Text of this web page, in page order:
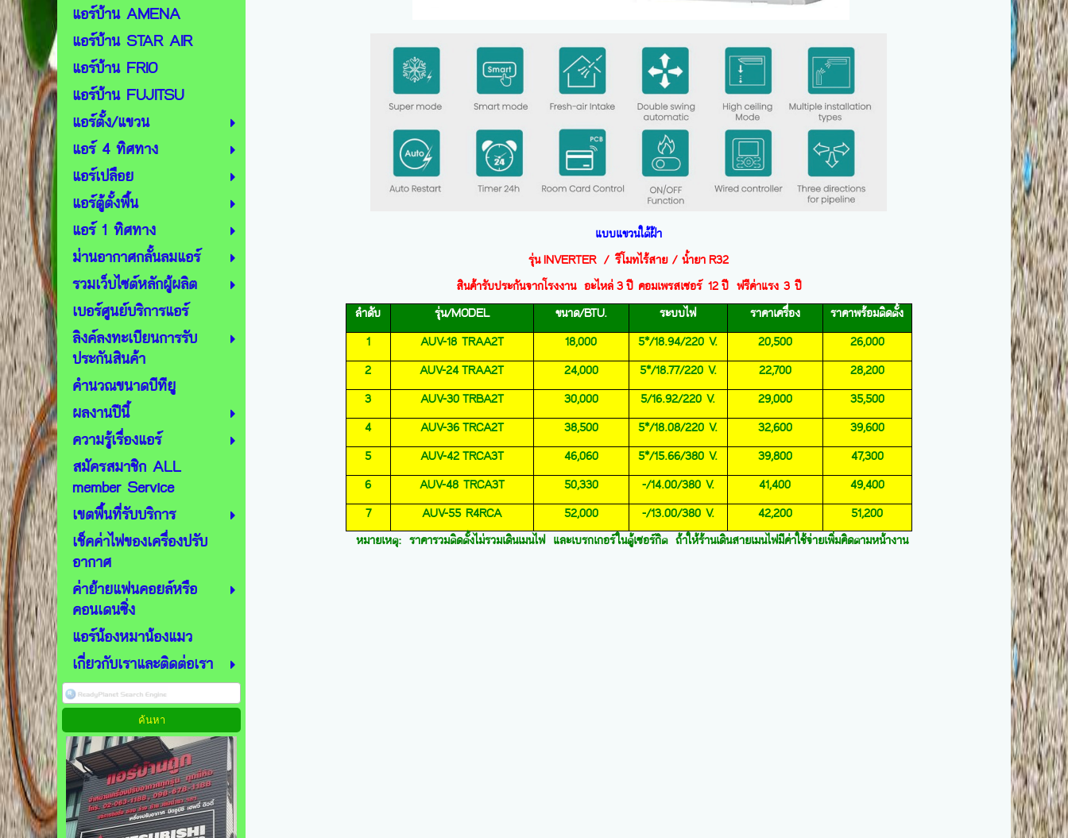
แอร์บ้าน AMENA
แอร์บ้าน STAR AIR
แอร์บ้าน FRIO
แอร์บ้าน FUJITSU
แอร์ตั้ง/แขวน
แอร์ 4 ทิศทาง
แอร์เปลือย
แอร์ตู้ตั้งพื้น
แอร์ 1 ทิศทาง
ม่านอากาศกลั้นลมแอร์
รวมเว็บไซต์หลักผู้ผลิต
เบอร์ศูนย์บริการแอร์
ลิงค์ลงทะเบียนการรับ
ประกันสินค้า
คำนวณขนาดบีทียู
ผลงานปีนี้
ความรู้เรื่องแอร์
สมัครสมาชิก ALL
member Service
เขตพื้นที่รับบริการ
เช็คค่าไฟของเครื่องปรับ
อากาศ
ค่าย้ายแฟนคอยล์หรือ
คอนเดนซิ่ง
แอร์น้องหมาน้องแมว
เกี่ยวกับเราและติดต่อเรา
แบบแขวนใต้ฝ้า
รุ่นINVERTER /รีโมทไร้สาย / น้ำยาR32
สินค้ารับประกันจากโรงงาน อะไหล่3ปี คอมเพรสเซอร์12ปี ฟรีค่าแรง 3 ปี
ลำดับ
รุ่น/MODEL ขนาด/BTU. ระบบไฟ ราคาเครื่อง
ราคาพร้อมติดตั้ง
1
AUV-18 TRAA2T 18,000 5*/18.94/220 V. 20,500
26,000
2
AUV-24TRAA2T 24,000 5*/18.77/220 V. 22,700
28,200
3
AUV-30TRBA2T 30,000 5/16.92/220 V. 29,000
35,500
4
AUV-36TRCA2T 38,500 5*/18.08/220 V. 32,600
39,600
5
AUV-42TRCA3T 46,060 5*/15.66/380 V. 39,800
47,300
6
AUV-48 TRCA3T 50,330 -/14.00/380 V. 41,400
49,400
7
AUV-55 R4RCA 52,000 -/13.00/380 V. 42,200
51,200
หมายเหตุ: ราคารวมติดตั้งไม่รวมเดินเมนไฟ และเบรกเกอร์ในตู้เซอร์กิต ถ้าให้ร้านเดินสายเมนไฟมีค่าใช้จ่ายเพิ่มคิดตามหน้างาน